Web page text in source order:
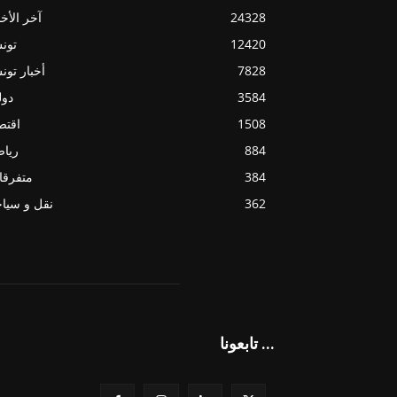
آخر
24328
12420
أخبار
7828
3584
1508
884
384
نقل و
362
تابعونا ...